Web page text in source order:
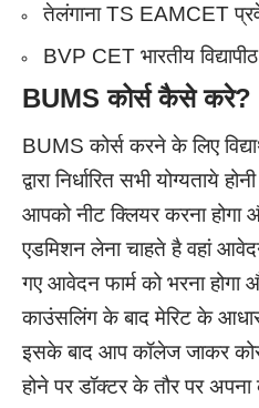
तेलंगाना TS EAMCET
BVP CET भारतीय
BUMSकोर्स कैसे करे?
BUMS कोर्स करने के लिए
द्वारा निर्धारित सभी योग्यताये
आपको नीट क्लियर करना
एडमिशन लेना चाहते है वहां आवेदन
गए आवेदन फार्म को भरना होगा
काउंसलिंग के बाद मेरिट के
इसके बाद आप कॉलेज जाकर
होने पर डॉक्टर के तौर पर अपना